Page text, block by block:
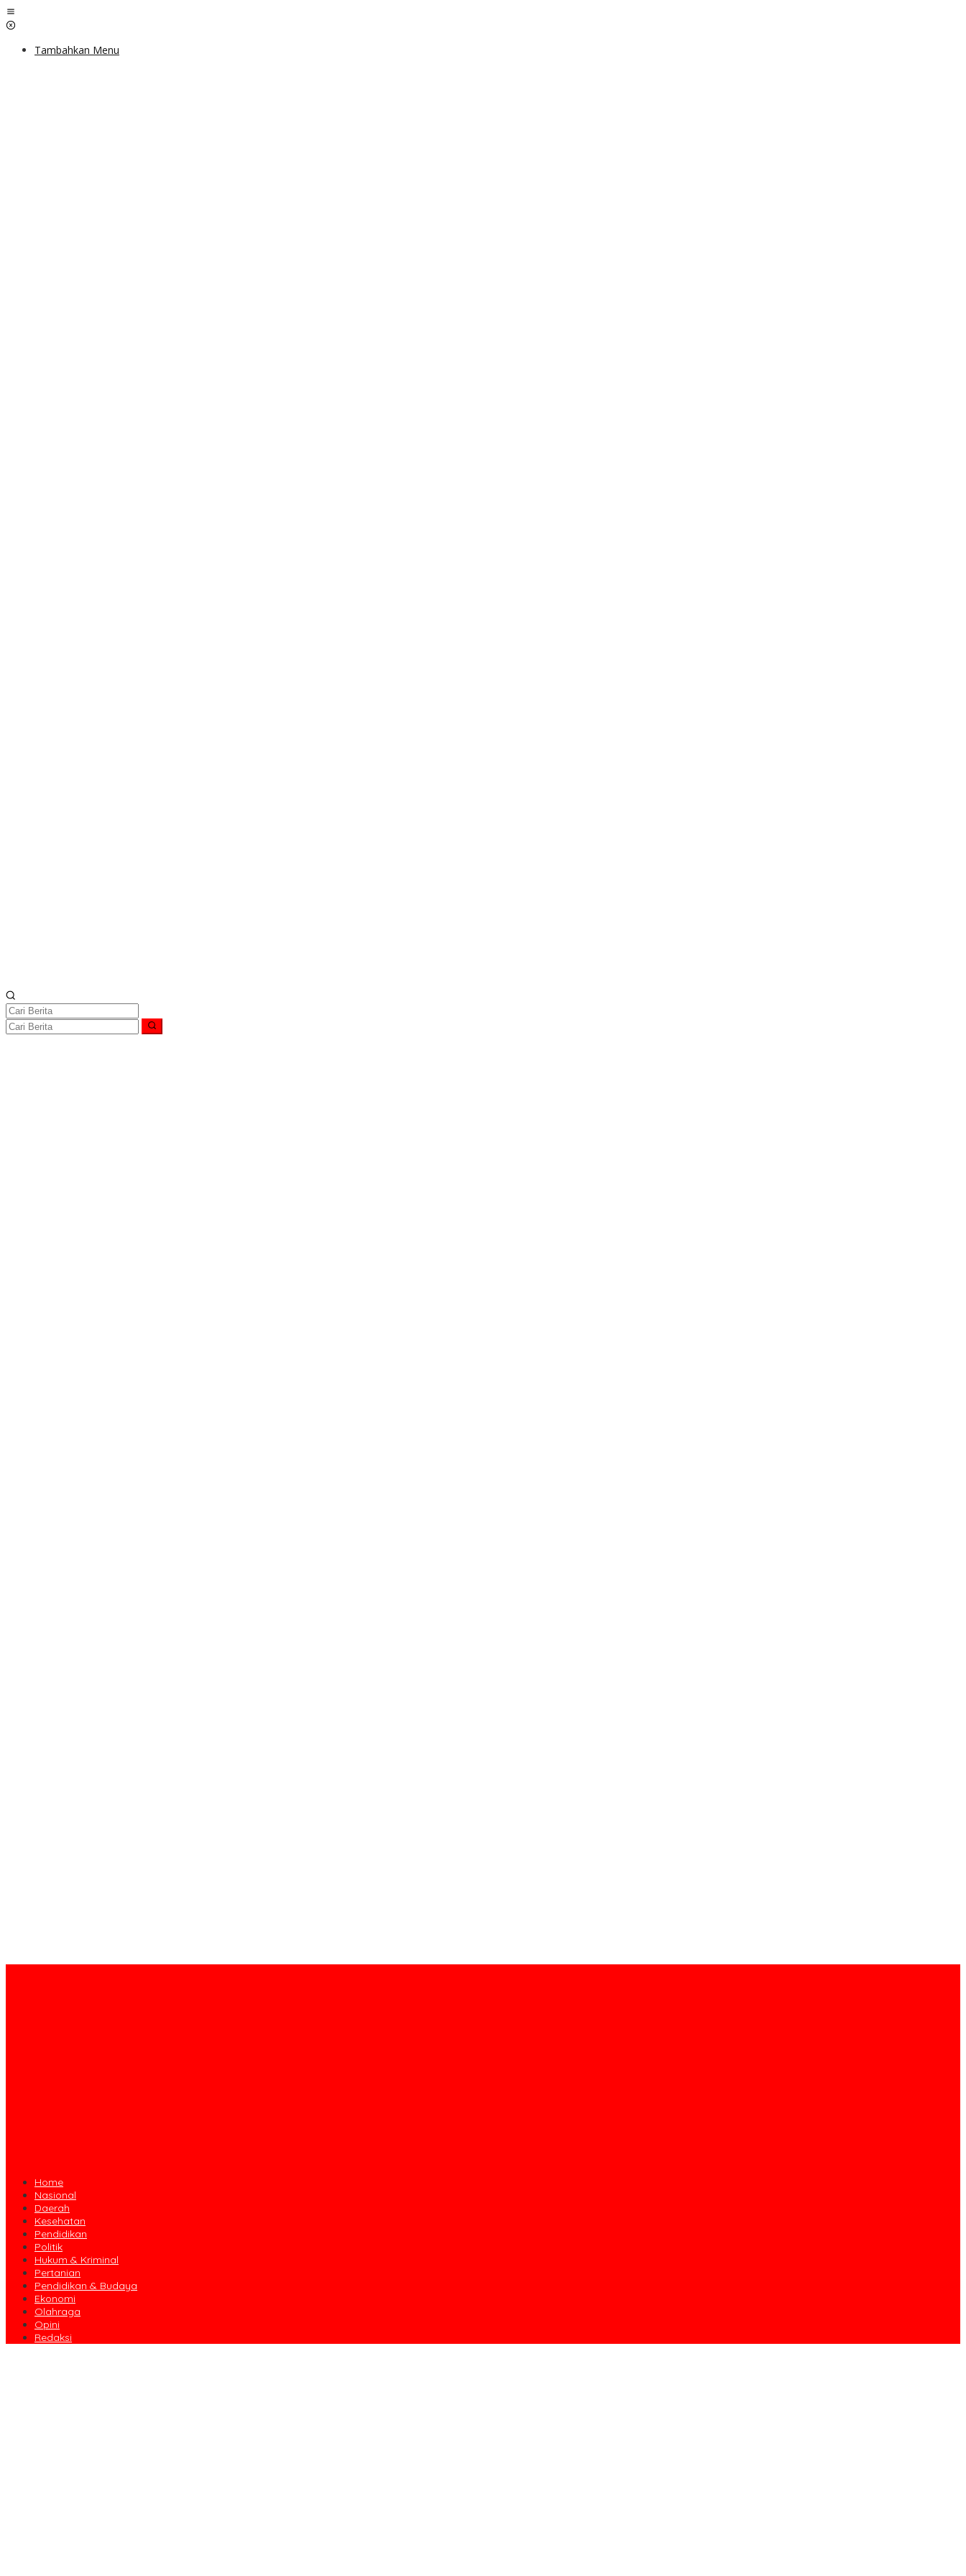
Lewati
ke
Tambahkan Menu
Home
Nasional
Daerah
Kesehatan
Pendidikan
Politik
Hukum & Kriminal
Pertanian
Pendidikan & Budaya
Ekonomi
Olahraga
Opini
Redaksi